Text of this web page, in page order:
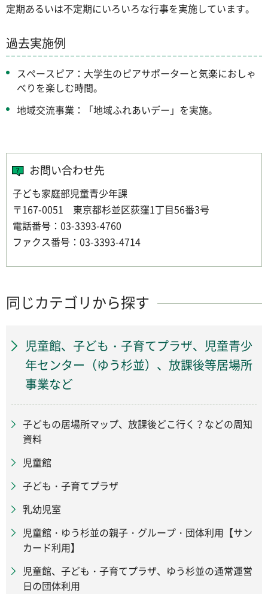
定期あるいは不定期にいろいろな行事を実施しています。
過去実施例
スペースピア：大学生のピアサポーターと気楽におしゃ
べりを楽しむ時間。
地域交流事業：「地域ふれあいデー」を実施。
お問い合わせ先
子ども家庭部児童青少年課
〒167-0051 東京都杉並区荻窪1丁目56番3号
電話番号：03-3393-4760
ファクス番号：03-3393-4714
同じカテゴリから探す
児童館、子ども・子育てプラザ、児童青少
年センター（ゆう杉並）、放課後等居場所
事業など
子どもの居場所マップ、放課後どこ行く？などの周知
資料
児童館
子ども・子育てプラザ
乳幼児室
児童館・ゆう杉並の親子・グループ・団体利用【サン
カード利用】
児童館、子ども・子育てプラザ、ゆう杉並の通常運営
日の団体利用